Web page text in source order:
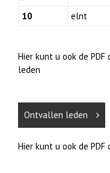
10
elnt
Hier kunt u ook de
leden
Ontvallen leden
Hier kunt u ook de